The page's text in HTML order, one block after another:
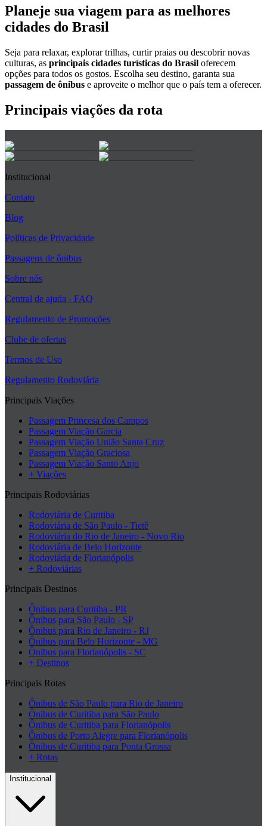
Planeje sua viagem para as melhores
cidades do Brasil
Seja para relaxar, explorar trilhas, curtir praias ou descobrir novas
culturas, as principais cidades turísticas do Brasil oferecem
opções para todos os gostos. Escolha seu destino, garanta sua
passagem de ônibus e aproveite o melhor que o país tem a oferecer.
Principais viações da rota
Institucional
Contato
Blog
Políticas de Privacidade
Passagens de ônibus
Sobre nós
Central de ajuda - FAQ
Regulamento de Promoções
Clube de ofertas
Termos de Uso
Regulamento Rodoviária
Principais Viações
Passagem Princesa dos Campos
Passagem Viação Garcia
Passagem Viação União Santa Cruz
Passagem Viação Graciosa
Passagem Viação Santo Anjo
+ Viações
Principais Rodoviárias
Rodoviária de Curitiba
Rodoviária de São Paulo - Tietê
Rodoviária do Rio de Janeiro - Novo Rio
Rodoviária de Belo Horizonte
Rodoviária de Florianópolis
+ Rodoviárias
Principais Destinos
Ônibus para Curitiba - PR
Ônibus para São Paulo - SP
Ônibus para Rio de Janeiro - RJ
Ônibus para Belo Horizonte - MG
Ônibus para Florianópolis - SC
+ Destinos
Principais Rotas
Ônibus de São Paulo para Rio de Janeiro
Ônibus de Curitiba para São Paulo
Ônibus de Curitiba para Florianópolis
Ônibus de Porto Alegre para Florianópolis
Ônibus de Curitiba para Ponta Grossa
+ Rotas
Institucional